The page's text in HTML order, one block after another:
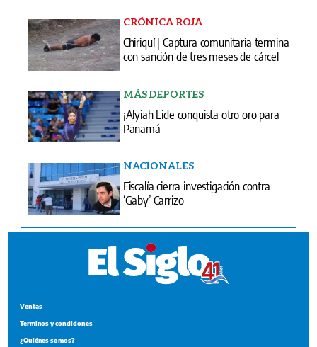
CRÓNICA ROJA
Chiriquí | Captura comunitaria termina
con sanción de tres meses de cárcel
MÁS DEPORTES
¡Alyiah Lide conquista otro oro para
Panamá
NACIONALES
Fiscalía cierra investigación contra
‘Gaby’ Carrizo
Ventas
Terminos y condiciones
¿Quiénes somos?